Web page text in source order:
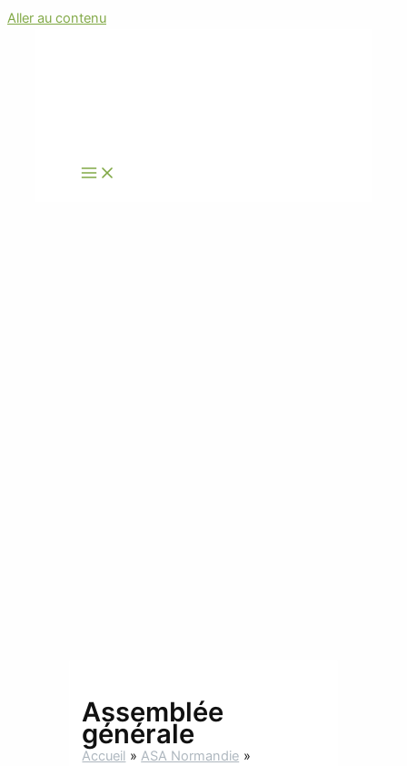
Aller au contenu
Assemblée
générale
Accueil
ASA Normandie